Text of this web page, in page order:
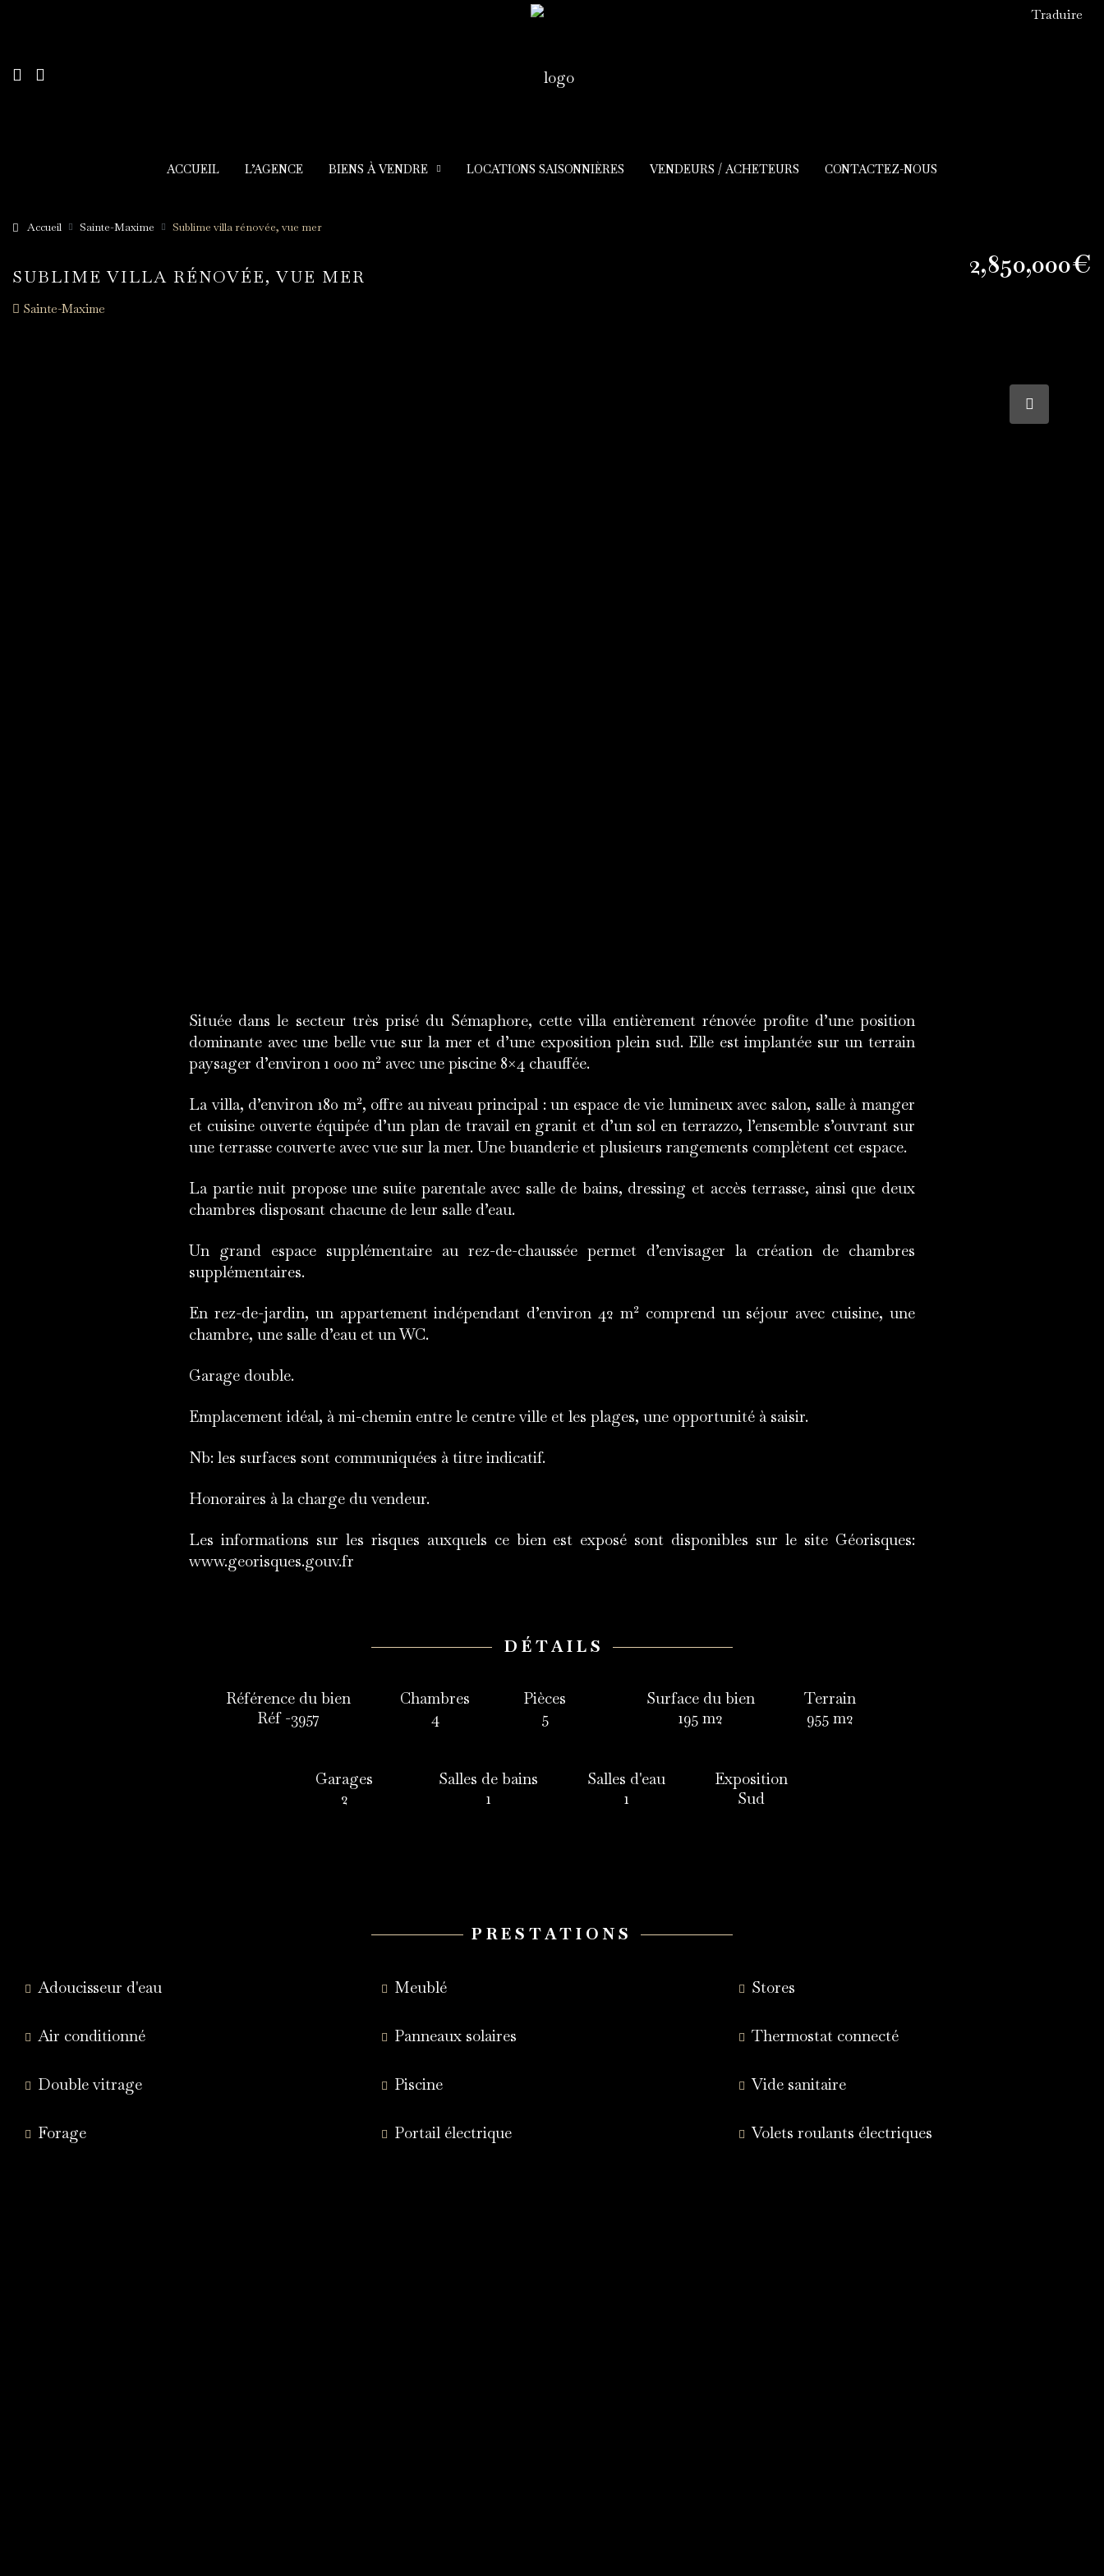
ACCUEIL L’AGENCE BIENS À VENDRE LOCATIONS SAISONNIÈRES VENDEURS / ACHETEURS CONTACTEZ-NOUS
Accueil Sainte-Maxime Sublime villa rénovée, vue mer
SUBLIME VILLA RÉNOVÉE, VUE MER 2,850,000€
Sainte-Maxime
Située dans le secteur très prisé du Sémaphore, cette villa entièrement rénovée profite d’une position
dominante avec une belle vue sur la mer et d’une exposition plein sud. Elle est implantée sur un terrain
paysager d’environ 1 000 m² avec une piscine 8×4 chauffée.
La villa, d’environ 180 m², offre au niveau principal : un espace de vie lumineux avec salon, salle à manger
et cuisine ouverte équipée d’un plan de travail en granit et d’un sol en terrazzo, l’ensemble s’ouvrant sur
une terrasse couverte avec vue sur la mer. Une buanderie et plusieurs rangements complètent cet espace.
La partie nuit propose une suite parentale avec salle de bains, dressing et accès terrasse, ainsi que deux
chambres disposant chacune de leur salle d’eau.
Un grand espace supplémentaire au rez-de-chaussée permet d’envisager la création de chambres
supplémentaires.
En rez-de-jardin, un appartement indépendant d’environ 42 m² comprend un séjour avec cuisine, une
chambre, une salle d’eau et un WC.
Garage double.
Emplacement idéal, à mi-chemin entre le centre ville et les plages, une opportunité à saisir.
Nb: les surfaces sont communiquées à titre indicatif.
Honoraires à la charge du vendeur.
Les informations sur les risques auxquels ce bien est exposé sont disponibles sur le site Géorisques:
www.georisques.gouv.fr
DÉTAILS
Référence du bien
Réf -3957
Chambres
4
Pièces
5
Surface du bien
195 m2
Terrain
955 m2
Garages
2
Salles de bains
1
Salles d'eau
1
Exposition
Sud
PRESTATIONS
Adoucisseur d'eau
Air conditionné
Double vitrage
Forage
Meublé
Panneaux solaires
Piscine
Portail électrique
Stores
Thermostat connecté
Vide sanitaire
Volets roulants électriques
Traduire